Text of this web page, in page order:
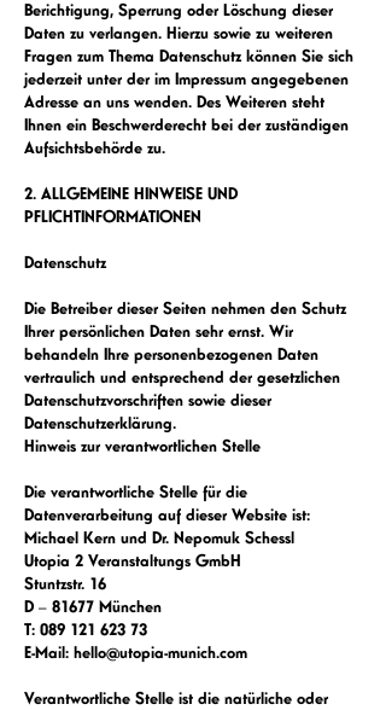
Berichtigung, Sperrung oder Löschung dieser
Daten zu verlangen. Hierzu sowie zu weiteren
Fragen zum Thema Datenschutz können Sie sich
jederzeit unter der im Impressum angegebenen
Adresse an uns wenden. Des Weiteren steht
Ihnen ein Beschwerderecht bei der zuständigen
Aufsichtsbehörde zu.
2. ALLGEMEINE HINWEISE UND
PFLICHTINFORMATIONEN
Datenschutz
Die Betreiber dieser Seiten nehmen den Schutz
Ihrer persönlichen Daten sehr ernst. Wir
behandeln Ihre personenbezogenen Daten
vertraulich und entsprechend der gesetzlichen
Datenschutzvorschriften sowie dieser
Datenschutzerklärung.
Hinweis zur verantwortlichen Stelle
Die verantwortliche Stelle für die
Datenverarbeitung auf dieser Website ist:
Michael Kern und Dr. Nepomuk Schessl
Utopia 2 Veranstaltungs GmbH
Stuntzstr. 16
D – 81677 München
T: 089 121 623 73
E-Mail: hello@utopia-munich.com
Verantwortliche Stelle ist die natürliche oder